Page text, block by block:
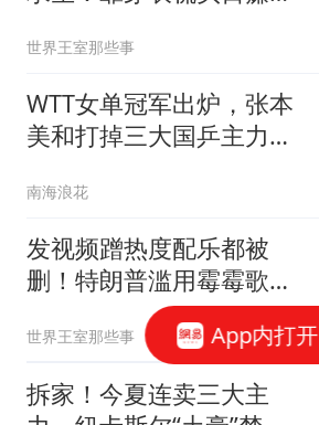
生涯
世界王室那些事
WTT女单冠军出炉，张本
美和打掉三大国乒主力，
南海浪花
发视频蹭热度配乐都被
删！特朗普滥用霉霉歌
曲，被秒删后换图挽尊
世界王室那些事
拆家！今夏连卖三大主
App内打开